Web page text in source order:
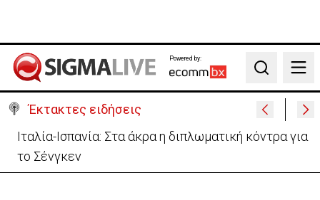
Powered by:
Search
Έκτακτες ειδήσεις
Ιταλία-Ισπανία: Στα άκρα η διπλωματική κόντρα για
το Σένγκεν